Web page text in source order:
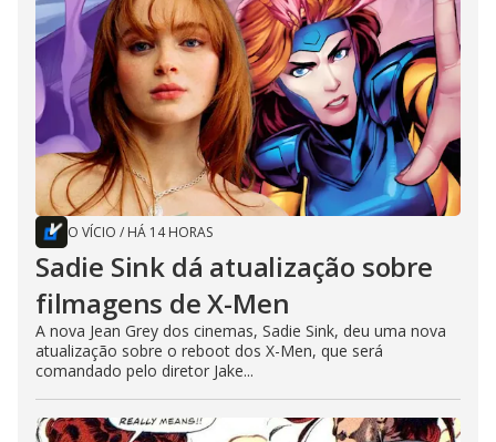
O VÍCIO / HÁ 14 HORAS
Sadie Sink dá atualização sobre
filmagens de X-Men
A nova Jean Grey dos cinemas, Sadie Sink, deu uma nova
atualização sobre o reboot dos X-Men, que será
comandado pelo diretor Jake...